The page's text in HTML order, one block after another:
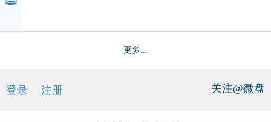
更多...
登录 注册 关注@微盘